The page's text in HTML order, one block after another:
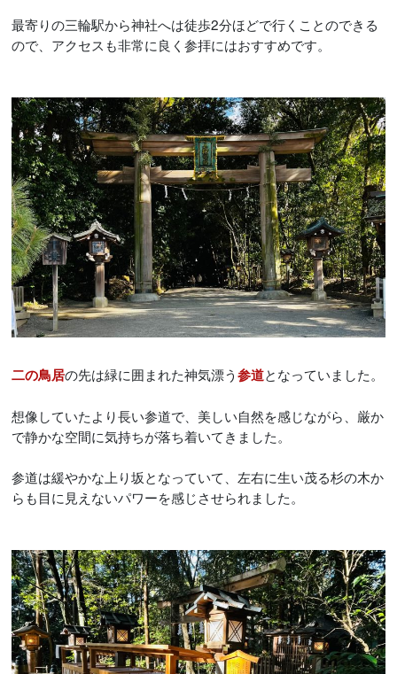
最寄りの三輪駅から神社へは徒歩2分ほどで行くことのできる
ので、アクセスも非常に良く参拝にはおすすめです。
二の鳥居の先は緑に囲まれた神気漂う参道となっていました。
想像していたより長い参道で、美しい自然を感じながら、厳か
で静かな空間に気持ちが落ち着いてきました。
参道は緩やかな上り坂となっていて、左右に生い茂る杉の木か
らも目に見えないパワーを感じさせられました。